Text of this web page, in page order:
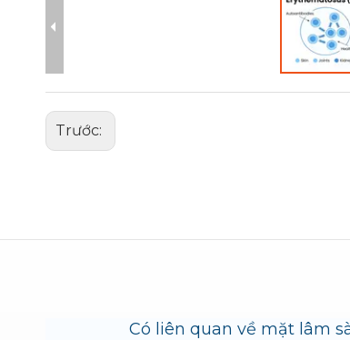
Trước:
Có liên quan về mặt lâm